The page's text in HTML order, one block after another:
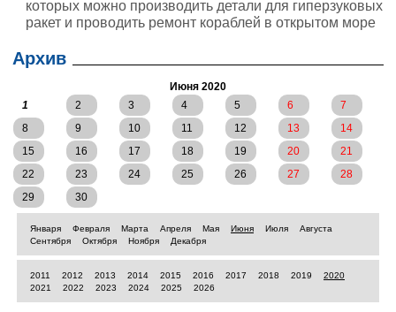
которых можно производить детали для гиперзуковых
ракет и проводить ремонт кораблей в открытом море
Архив
Июня 2020
1
2 3 4 5 6
7
8
9 10 11 12 13
14
15
16 17 18 19 20
21
22
23 24 25 26 27
28
29
30
Января Февраля Марта Апреля Мая Июня Июля
Августа
Сентября
Октября Ноября Декабря
2011 2012 2013 2014 2015 2016 2017 2018 2019
2020
2021
2022 2023 2024 2025 2026